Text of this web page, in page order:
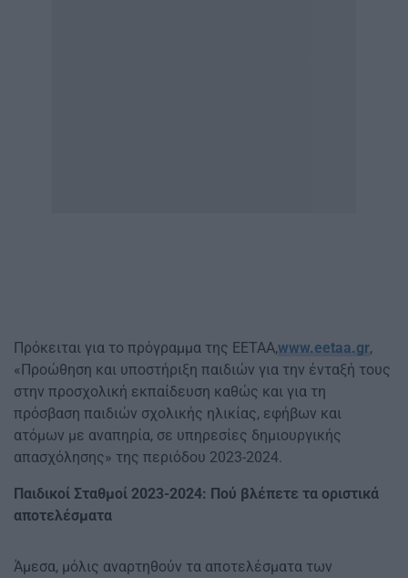
Πρόκειται για το πρόγραμμα της ΕΕΤΑΑ,www.eetaa.gr,
«Προώθηση και υποστήριξη παιδιών για την ένταξή τους
στην προσχολική εκπαίδευση καθώς και για τη
πρόσβαση παιδιών σχολικής ηλικίας, εφήβων και
ατόμων με αναπηρία, σε υπηρεσίες δημιουργικής
απασχόλησης» της περιόδου 2023-2024.
Παιδικοί Σταθμοί 2023-2024: Πού βλέπετε τα οριστικά
αποτελέσματα
Άμεσα, μόλις αναρτηθούν τα αποτελέσματα των